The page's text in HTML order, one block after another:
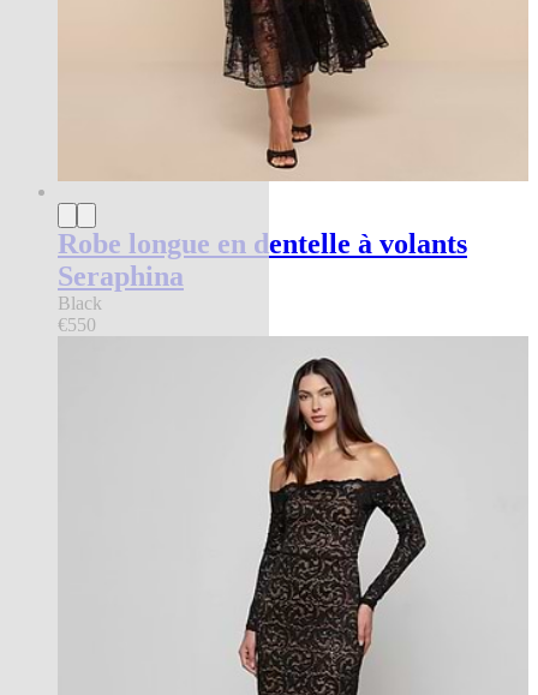
Robe longue en dentelle à volants
Seraphina
Black
€550